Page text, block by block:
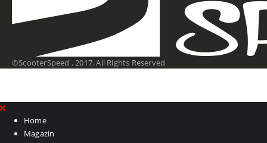
©ScooterSpeed . 2017. All Rights Reserved
Home
Magazin